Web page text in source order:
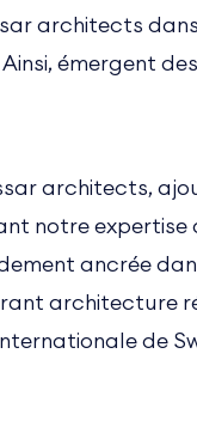
architects
émergent
architects,
notre
ancrée
architecture
de